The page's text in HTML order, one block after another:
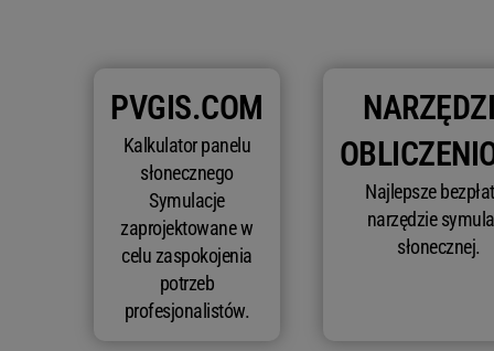
PVGIS.COM
Kalkulator panelu
słonecznego
Symulacje
zaprojektowane w
celu zaspokojenia
potrzeb
profesjonalistów.
Najlepsze
narzędzie
słonecznej.